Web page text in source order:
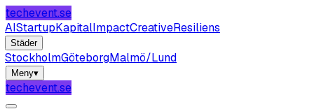
techevent.se
AIStartupKapitalImpactCreativeResiliens
Städer
StockholmGöteborgMalmö/Lund
Meny▾
techevent.se